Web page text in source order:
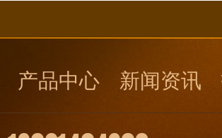
产品中心 新闻资讯